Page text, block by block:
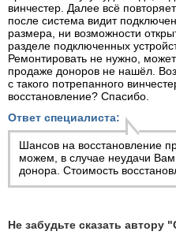
винчестер. Далее всё
после система видит
размера, ни возможности
разделе подключенных
Ремонтировать не нужно,
продаже доноров не нашёл.
с такого потрепанного
восстановление? Спасибо.
Ответ специалиста:
Шансов на восстановление
можем, в случае неудачи
донора. Стоимость
Не забудьте сказать автору